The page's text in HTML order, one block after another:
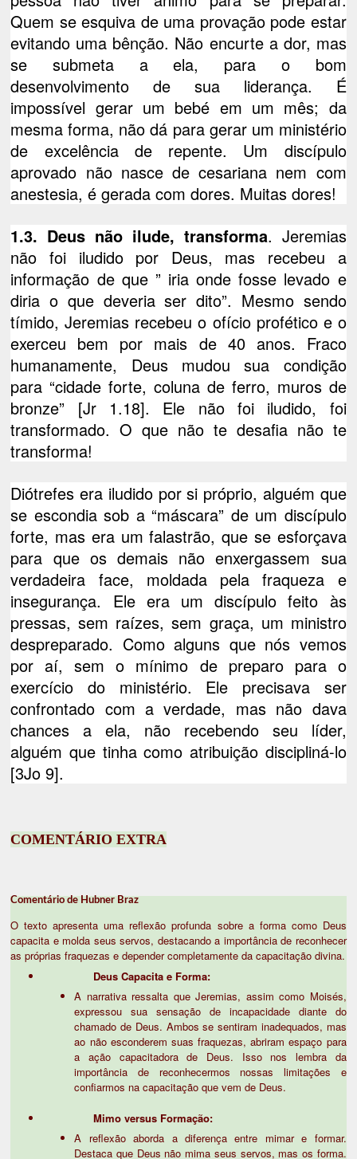
Quem se esquiva de uma provação pode estar
evitando uma bênção. Não encurte a dor, mas
se submeta a ela, para o bom
desenvolvimento de sua liderança. É
impossível gerar um bebé em um mês; da
mesma forma, não dá para gerar um ministério
de excelência de repente. Um discípulo
aprovado não nasce de cesariana nem com
anestesia, é gerada com dores. Muitas dores!
1.3. Deus não ilude, transforma. Jeremias
não foi iludido por Deus, mas recebeu a
informação de que ” iria onde fosse levado e
diria o que deveria ser dito”. Mesmo sendo
tímido, Jeremias recebeu o ofício profético e o
exerceu bem por mais de 40 anos. Fraco
humanamente, Deus mudou sua condição
para “cidade forte, coluna de ferro, muros de
bronze” [Jr 1.18]. Ele não foi iludido, foi
transformado. O que não te desafia não te
transforma!
Diótrefes era iludido por si próprio, alguém que
se escondia sob a “máscara” de um discípulo
forte, mas era um falastrão, que se esforçava
para que os demais não enxergassem sua
verdadeira face, moldada pela fraqueza e
insegurança. Ele era um discípulo feito às
pressas, sem raízes, sem graça, um ministro
despreparado. Como alguns que nós vemos
por aí, sem o mínimo de preparo para o
exercício do ministério. Ele precisava ser
confrontado com a verdade, mas não dava
chances a ela, não recebendo seu líder,
alguém que tinha como atribuição discipliná-lo
[3Jo 9].
COMENTÁRIO EXTRA
Comentário de Hubner Braz
O texto apresenta uma reflexão profunda sobre a forma como Deus
capacita e molda seus servos, destacando a importância de reconhecer
as próprias fraquezas e depender completamente da capacitação divina.
Deus Capacita e Forma:
A narrativa ressalta que Jeremias, assim como Moisés,
expressou sua sensação de incapacidade diante do
chamado de Deus. Ambos se sentiram inadequados, mas
ao não esconderem suas fraquezas, abriram espaço para
a ação capacitadora de Deus. Isso nos lembra da
importância de reconhecermos nossas limitações e
confiarmos na capacitação que vem de Deus.
Mimo versus Formação:
A reflexão aborda a diferença entre mimar e formar.
Destaca que Deus não mima seus servos, mas os forma.